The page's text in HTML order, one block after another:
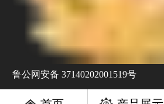
鲁公网安备 37140202001519号